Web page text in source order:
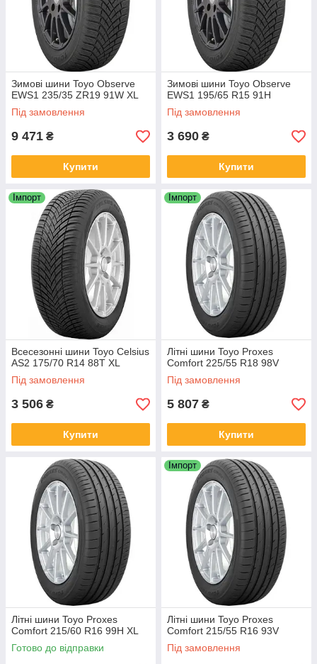
Зимові шини Toyo Observe
EWS1 235/35 ZR19 91W XL
Під замовлення
9 471 ₴
Купити
Зимові шини Toyo Observe
EWS1 195/65 R15 91H
Під замовлення
3 690 ₴
Купити
Імпорт
Всесезонні шини Toyo Celsius
AS2 175/70 R14 88T XL
Під замовлення
3 506 ₴
Купити
Імпорт
Літні шини Toyo Proxes
Comfort 225/55 R18 98V
Під замовлення
5 807 ₴
Купити
Літні шини Toyo Proxes
Comfort 215/60 R16 99H XL
Готово до відправки
Імпорт
Літні шини Toyo Proxes
Comfort 215/55 R16 93V
Під замовлення